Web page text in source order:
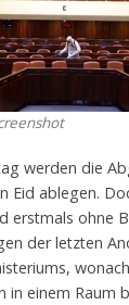
werden die
Eid ablegen.
erstmals ohne
der letzten
in einem Raum